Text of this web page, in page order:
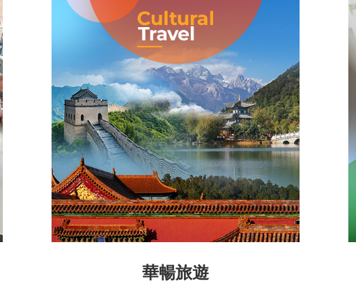
華暢旅遊